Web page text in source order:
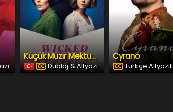
Küçük Muzır Mektuplar
Dublaj & Altyazı
Cyrano
Türkçe Altyazılı